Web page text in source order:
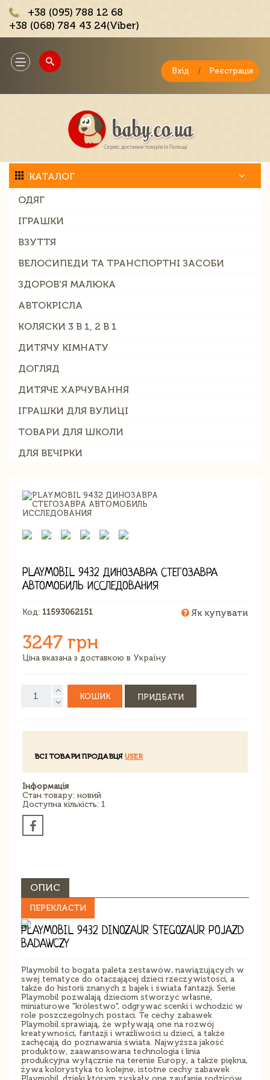
+38 (095) 788 12 68
+38 (068) 784 43 24(Viber)
Toggle
navigation
Вхід / Реєстрація
КАТАЛОГ
ОДЯГ
ІГРАШКИ
ВЗУТТЯ
ВЕЛОСИПЕДИ ТА ТРАНСПОРТНІ ЗАСОБИ
ЗДОРОВ'Я МАЛЮКА
АВТОКРІСЛА
КОЛЯСКИ 3 В 1, 2 В 1
ДИТЯЧУ КІМНАТУ
ДОГЛЯД
ДИТЯЧЕ ХАРЧУВАННЯ
ІГРАШКИ ДЛЯ ВУЛИЦІ
ТОВАРИ ДЛЯ ШКОЛИ
ДЛЯ ВЕЧІРКИ
PLAYMOBIL 9432 ДИНОЗАВРА СТЕГОЗАВРА
АВТОМОБИЛЬ ИССЛЕДОВАНИЯ
Код: 11593062151 Як купувати
3247 грн
Ціна вказана з доставкою в Україну
КОШИК ПРИДБАТИ
ВСІ ТОВАРИ ПРОДАВЦЯ USER
Інформація
Стан товару: новий
Доступна кількість: 1
ОПИС
ПЕРЕКЛАСТИ
PLAYMOBIL 9432 DINOZAUR STEGOZAUR POJAZD
BADAWCZY
Playmobil to bogata paleta zestawów, nawiązujących w
swej tematyce do otaczającej dzieci rzeczywistości, a
także do historii znanych z bajek i świata fantazji. Serie
Playmobil pozwalają dzieciom stworzyć własne,
miniaturowe "królestwo", odgrywać scenki i wchodzić w
role poszczególnych postaci. Te cechy zabawek
Playmobil sprawiają, że wpływają one na rozwój
kreatywności, fantazji i wrażliwości u dzieci, a także
zachęcają do poznawania świata. Najwyższa jakość
produktów, zaawansowana technologia i linia
produkcyjna wyłącznie na terenie Europy, a także piękna,
żywa kolorystyka to kolejne, istotne cechy zabawek